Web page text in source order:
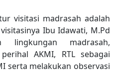
visitasi madrasah adalah
Ibu Idawati, M.Pd
lingkungan madrasah,
AKMI, RTL sebagai
serta melakukan observasi